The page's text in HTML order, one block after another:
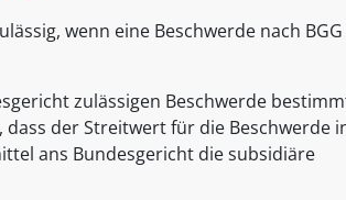
wenn eine Beschwerde nach
zulässigen Beschwerde
der Streitwert für die Beschwerde
ans Bundesgericht die subsidiäre